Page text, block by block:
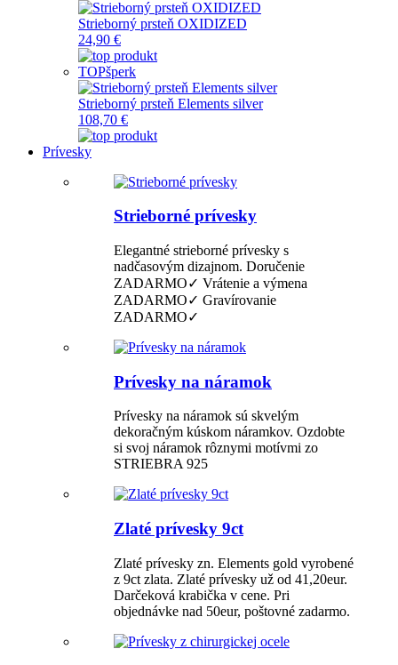
Strieborný prsteň OXIDIZED
24,90 €
TOPšperk
Strieborný prsteň Elements silver
108,70 €
Prívesky
Strieborné prívesky
Elegantné strieborné prívesky s
nadčasovým dizajnom. Doručenie
ZADARMO✓ Vrátenie a výmena
ZADARMO✓ Gravírovanie
ZADARMO✓
Prívesky na náramok
Prívesky na náramok sú skvelým
dekoračným kúskom náramkov. Ozdobte
si svoj náramok rôznymi motívmi zo
STRIEBRA 925
Zlaté prívesky 9ct
Zlaté prívesky zn. Elements gold vyrobené
z 9ct zlata. Zlaté prívesky už od 41,20eur.
Darčeková krabička v cene. Pri
objednávke nad 50eur, poštovné zadarmo.